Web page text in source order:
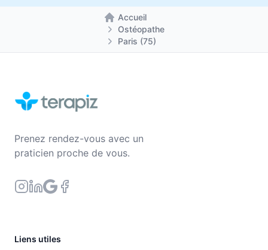
Accueil
Retour à la page d'accueil
Ostéopathe
Paris (75)
Prenez rendez-vous avec un
praticien proche de vous.
Liens utiles